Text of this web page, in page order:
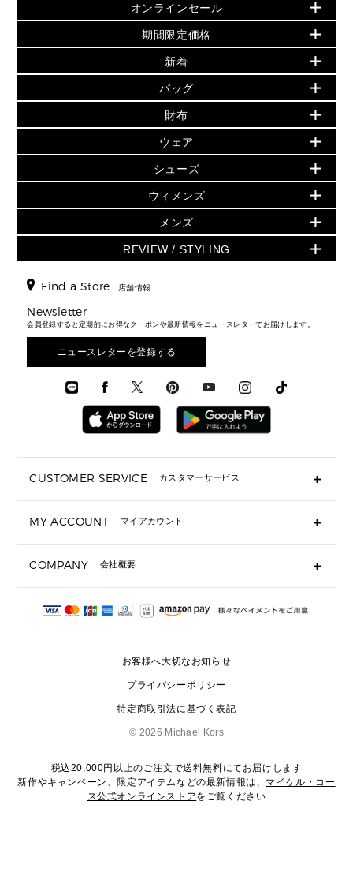
オンラインセール
PRODUCT OF THE MONTH - 今月の特別価格
再値下げアイテム
追加アイテム
旗艦店からアウトレットに入荷
▶ ウィメンズすべて(ウェア・シューズ除く)
バッグ
財布・小物
ウェア
シューズ
時計・ジュエリー
アクセサリー
メンズ 財布・小物
メンズ シューズ
メンズ 時計・その他
期間限定価格
▶ ウィメンズすべて
バッグ
財布・小物
シューズ
ウェア
▶ メンズすべて
新着
初夏のスタイル
▶ すべて
▶ ウィメンズすべて
バッグ
財布・小物
アクセサリー
フレグランス
シューズ
▶ メンズすべて
メンズ財布・小物
メンズアクセサリー
メンズウェア
バッグ
人気の定番アイテム
日本限定 - バッグ
▶ ウィメンズすべて
ハンドバッグ・サッチェル
トートバッグ
ショルダーバッグ
クロスボディ・斜め掛け
トラベル
3 IN 1 / 2 IN 1 バッグ
▶ メンズすべて
財布
日本限定 - 財布・小物
▶ ウィメンズすべて
GREENWICH
ミニ財布・フラグメントケース
折り財布(二つ折り・三つ折り)
長財布
▶ メンズすべて
お財布レビュー ▸
ウェア
▶ ウィメンズすべて
トップス
スカート・パンツ
ワンピース・ドレス
ジャケット・アウター
▶ メンズすべて
シューズ
▶ ウィメンズすべて
サンダル
スニーカー
▶ メンズすべて
ウィメンズ
人気の定番アイテム
▶ ウィメンズすべて
▶ バッグすべて
通勤・通学アイテム
ミニ財布・フラグメントケース
▶ 小物すべて
定期ケース・カードケース・名刺入れ
サンダル
スニーカー
▶ ウェア
メンズ
▶ メンズすべて
財布・小物
時計・ジュエリー
アクセサリー
REVIEW / STYLING
エディターレビュー
Find a Store 店舗情報
Newsletter
会員登録すると定期的にお得なクーポンや最新情報をニュースレターでお届けします。
ニュースレターを登録する
CUSTOMER SERVICE カスタマーサービス
ギフト用にラッピングができますか？
ショッピングバッグを購入商品分送ってもらえますか？
注文後に完了メールが受信できないのですが？
サイズ交換はできますか？
MY ACCOUNT マイアカウント
COMPANY 会社概要
会社概要
お客様へ大切なお知らせ
プライバシーポリシー
特定商取引法に基づく表記
© 2026 Michael Kors
税込20,000円以上のご注文で送料無料にてお届けします
新作やキャンペーン、限定アイテムなどの最新情報は、 マイケル・コー
ス公式オンラインストアをご覧ください